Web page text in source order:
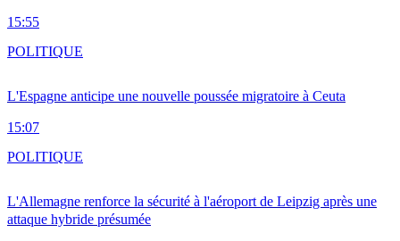
15:55
L'Espagne anticipe une nouvelle poussée migratoire à Ceuta
15:07
POLITIQUE
L'Allemagne renforce la sécurité à l'aéroport de Leipzig après une
attaque hybride présumée
POLITIQUE